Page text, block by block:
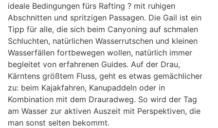
ideale Bedingungen fürs Rafting ? mit ruhigen
Abschnitten und spritzigen Passagen. Die Gail ist ein
Tipp für alle, die sich beim Canyoning auf schmalen
Schluchten, natürlichen Wasserrutschen und kleinen
Wasserfällen fortbewegen wollen, natürlich immer
begleitet von erfahrenen Guides. Auf der Drau,
Kärntens größtem Fluss, geht es etwas gemächlicher
zu: beim Kajakfahren, Kanupaddeln oder in
Kombination mit dem Drauradweg. So wird der Tag
am Wasser zur aktiven Auszeit mit Perspektiven, die
man sonst selten bekommt.